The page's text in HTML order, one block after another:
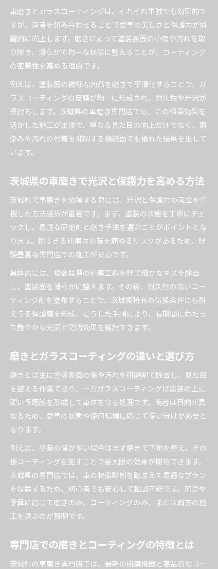
車磨きとガラスコーティングは、それぞれ単独でも効果的で
すが、両者を組み合わせることで愛車の美しさと保護力が飛
躍的に向上します。磨きによって塗装表面の小傷や汚れを取
り除き、滑らかで均一な状態に整えることが、コーティング
の密着性を高める理由です。
例えば、塗装面の微細な凹凸を磨きで平滑化することで、ガ
ラスコーティングの皮膜が均一に形成され、耐久性や光沢が
長持ちします。茨城県の車磨き専門店でも、この相乗効果を
活かした施工が主流で、単なる見た目の向上だけでなく、雨
染みや汚れの付着を抑制する機能面でも優れた結果を出して
います。
茨城県の車磨きで光沢と保護力を高める方法
茨城県で車磨きを依頼する際には、光沢と保護力の両立を重
視した方法選択が重要です。まず、塗装の状態を丁寧にチェ
ックし、最適な研磨剤と磨き手法を選ぶことがポイントとな
ります。粗すぎる研磨は塗装を痛めるリスクがあるため、経
験豊富な専門店での施工が安心です。
具体的には、複数段階の研磨工程を経て細かなキズを除去
し、塗装面を滑らかに整えます。その後、耐久性の高いコー
ティング剤を塗布することで、茨城県特有の気候条件にも耐
えうる保護膜を形成。こうした手順により、長期間にわたっ
て艶やかな光沢と防汚効果を維持できます。
磨きとガラスコーティングの違いと選び方
磨きとは主に塗装表面の傷や汚れを研磨剤で除去し、見た目
を整える作業であり、一方ガラスコーティングは塗装の上に
硬い保護膜を形成して車体を守る処理です。両者は目的が異
なるため、愛車の状態や使用環境に応じて使い分けが必要と
なります。
例えば、塗装の傷が多い場合はまず磨きで下地を整え、その
後コーティングを施すことで最大限の効果が期待できます。
茨城県の専門店では、車の状態診断を踏まえて最適なプラン
を提案するため、初心者でも安心して相談可能です。用途や
予算に応じて磨きのみ、コーティングのみ、または両方の施
工を選ぶのが賢明です。
専門店での磨きとコーティングの特徴とは
茨城県の車磨き専門店では、最新の研磨機器と高品質なコー